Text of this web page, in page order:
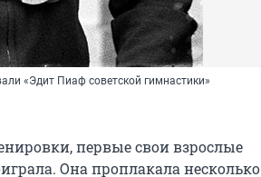
«Эдит Пиаф советской гимнастики»
первые свои взрослые
Она проплакала несколько